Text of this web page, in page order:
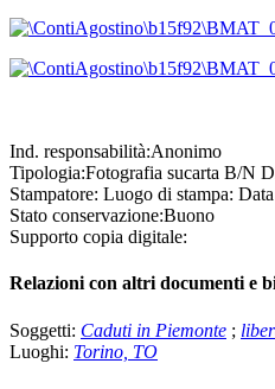
Ind. responsabilità:Anonimo
Tipologia:Fotografia sucarta B/N
Stampatore: Luogo di stampa:
Stato conservazione:Buono
Supporto copia digitale:
Relazioni con altri documenti e
Soggetti: Caduti in Piemonte ;
Luoghi: Torino, TO